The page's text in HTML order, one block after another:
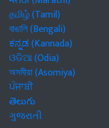
தமிழ் (Tamil)
বাঙালি (Bengali)
ಕನ್ನಡ (Kannada)
ଓଡିଆ (Odia)
অসমীয়া (Asomiya)
ਪੰਜਾਬੀ
తెలుగు
ગુજરાતી